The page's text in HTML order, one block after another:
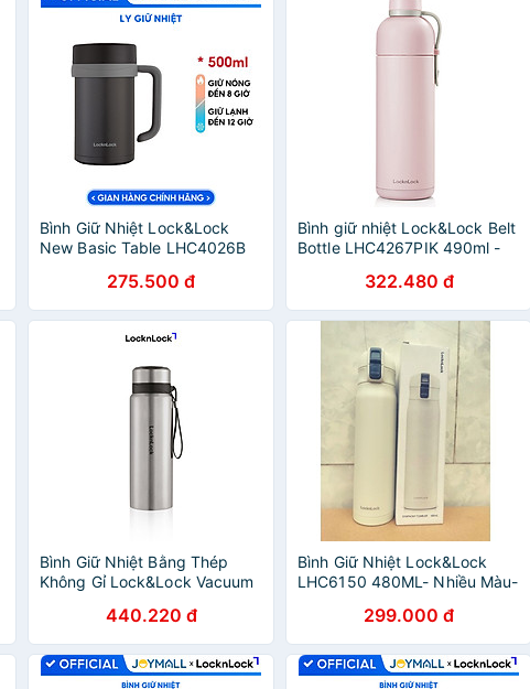
Bình Giữ Nhiệt Lock&Lock
New Basic Table LHC4026B
275.500 đ
Bình giữ nhiệt Lock&Lock Belt
Bottle LHC4267PIK 490ml -
322.480 đ
Bình Giữ Nhiệt Bằng Thép
Không Gỉ Lock&Lock Vacuum
440.220 đ
Bình Giữ Nhiệt Lock&Lock
LHC6150 480ML- Nhiều Màu-
299.000 đ